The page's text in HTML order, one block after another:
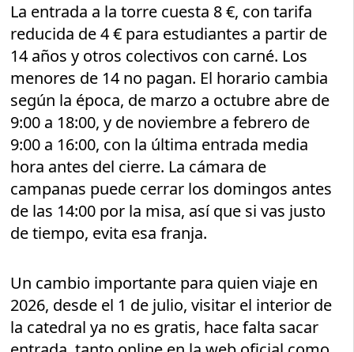
La entrada a la torre cuesta 8 €, con tarifa
reducida de 4 € para estudiantes a partir de
14 años y otros colectivos con carné. Los
menores de 14 no pagan. El horario cambia
según la época, de marzo a octubre abre de
9:00 a 18:00, y de noviembre a febrero de
9:00 a 16:00, con la última entrada media
hora antes del cierre. La cámara de
campanas puede cerrar los domingos antes
de las 14:00 por la misa, así que si vas justo
de tiempo, evita esa franja.
Un cambio importante para quien viaje en
2026, desde el 1 de julio, visitar el interior de
la catedral ya no es gratis, hace falta sacar